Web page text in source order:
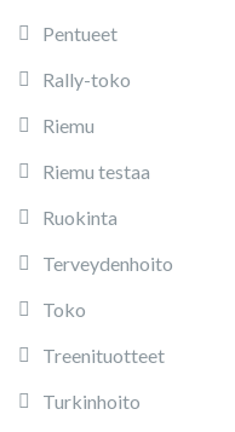
Pentueet
Rally-toko
Riemu
Riemu testaa
Ruokinta
Terveydenhoito
Toko
Treenituotteet
Turkinhoito